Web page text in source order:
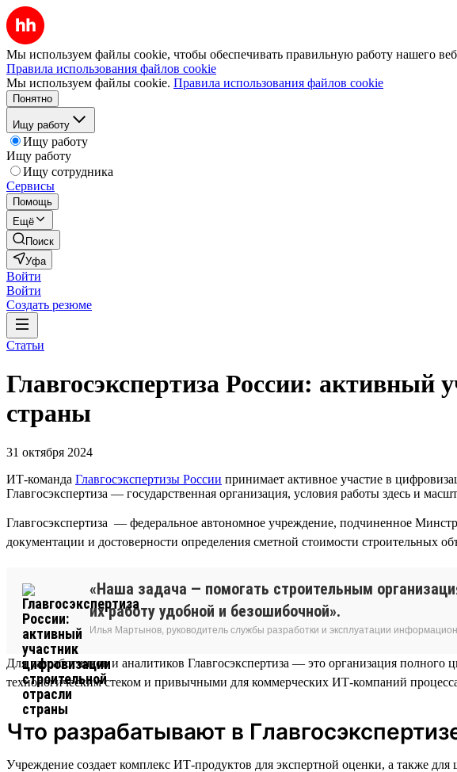
Мы используем файлы cookie, чтобы обеспечивать правильную работу нашего
Правила использования файлов cookie
Мы используем файлы cookie. Правила использования файлов cookie
Понятно
Ищу работу
Ищу работу
Ищу работу
Ищу сотрудника
Сервисы
Помощь
Ещё
Поиск
Уфа
Войти
Войти
Создать резюме
Статьи
Главгосэкспертиза России: активный
страны
31 октября 2024
ИТ-команда Главгосэкспертизы России принимает активное участие в
Главгосэкспертиза — государственная организация, условия работы здесь и
Главгосэкспертиза — федеральное автономное учреждение, подчиненное
документации и достоверности определения сметной стоимости строительных
«Наша задача — помогать строительным
их работу удобной и безошибочной».
Илья Мартынов, руководитель службы разработки и эксплуатации
Для разработчиков и аналитиков Главгосэкспертиза — это организация
технологическим стеком и привычными для коммерческих ИТ-компаний
Что разрабатывают в
Учреждение создает комплекс ИТ-продуктов для экспертной оценки, а также